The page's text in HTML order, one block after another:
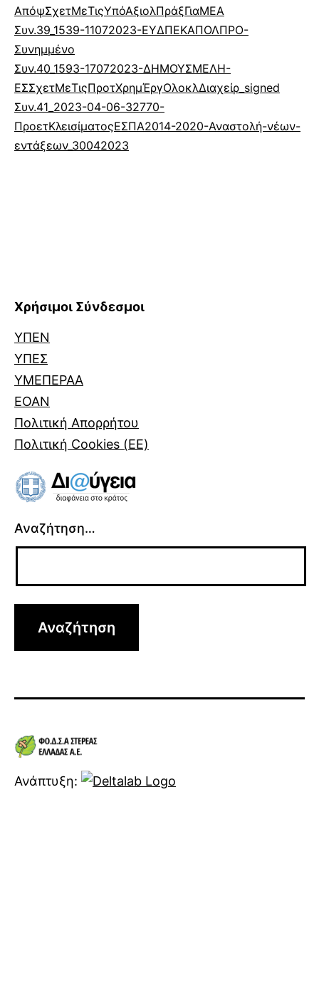
ΑπόψΣχετΜεΤιςΥπόΑξιολΠράξΓιαΜΕΑ
Συν.39_1539-11072023-ΕΥΔΠΕΚΑΠΟΛΠΡΟ-
Συνημμένο
Συν.40_1593-17072023-ΔΗΜΟΥΣΜΕΛΗ-
ΕΣΣχετΜεΤιςΠροτΧρημΈργΟλοκλΔιαχείρ_signed
Συν.41_2023-04-06-32770-
ΠροετΚλεισίματοςΕΣΠΑ2014-2020-Αναστολή-νέων-
εντάξεων_30042023
Χρήσιμοι Σύνδεσμοι
ΥΠΕΝ
ΥΠΕΣ
ΥΜΕΠΕΡΑΑ
ΕΟΑΝ
Πολιτική Απορρήτου
Πολιτική Cookies (ΕΕ)
Αναζήτηση…
Ανάπτυξη: